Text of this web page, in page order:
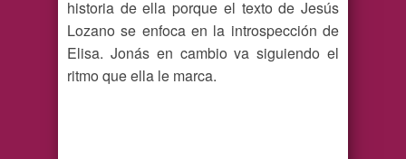
historia de ella porque el texto de Jesús
Lozano se enfoca en la introspección de
Elisa. Jonás en cambio va siguiendo el
ritmo que ella le marca.